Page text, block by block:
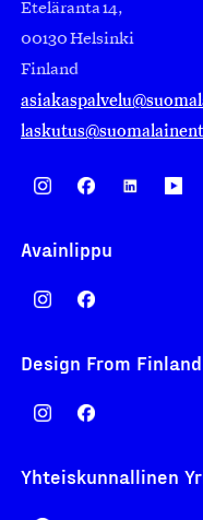
Eteläranta 14,
00130 Helsinki
Finland
Avainlippu
Design From Finland
Yhteiskunnallinen